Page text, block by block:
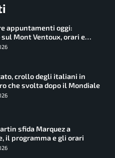
appuntamenti oggi:
Mont Ventoux, orari e
crollo degli italiani in
che svolta dopo il Mondiale
sfida Marquez a
il programma e gli orari